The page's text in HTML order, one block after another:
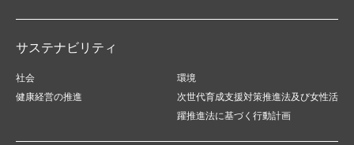
サステナビリティ
社会
環境
健康経営の推進
次世代育成支援対策推進法及び女性活
躍推進法に基づく行動計画